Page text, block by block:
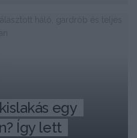
egy
Így lett